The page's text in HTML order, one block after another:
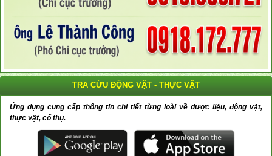
TRA CỨU ĐỘNG VẬT - THỰC VẬT
Ứng dụng cung cấp thông tin chi tiết từng loài về dược liệu, động vật,
thực vật, cổ thụ.